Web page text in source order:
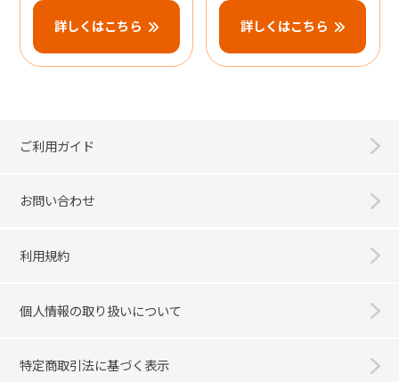
詳しくはこちら 詳しくはこちら
ご利用ガイド
お問い合わせ
利用規約
個人情報の取り扱いについて
特定商取引法に基づく表示